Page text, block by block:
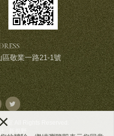
敬業一路21-1號
室 All Rights Reserved.